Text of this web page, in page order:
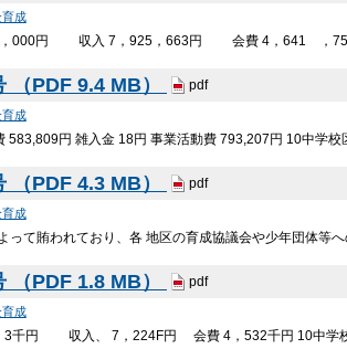
成
，000円 収入 7，925，663円 会費 4，641 ，752
（PDF 9.4 MB） pdf
成
583,809円 雑入金 18円 事業活動費 793,207円 10中学校
（PDF 4.3 MB） pdf
成
って賄われており、各 地区の育成協議会や少年団体等
（PDF 1.8 MB） pdf
成
千円 収入、 7，224F円 会費 4，532千円 10中学校